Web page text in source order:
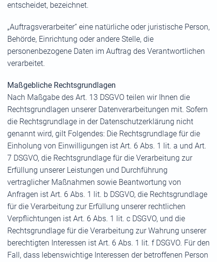
entscheidet, bezeichnet.
„Auftragsverarbeiter“ eine natürliche oder juristische Person,
Behörde, Einrichtung oder andere Stelle, die
personenbezogene Daten im Auftrag des Verantwortlichen
verarbeitet.
Maßgebliche Rechtsgrundlagen
Nach Maßgabe des Art. 13 DSGVO teilen wir Ihnen die
Rechtsgrundlagen unserer Datenverarbeitungen mit. Sofern
die Rechtsgrundlage in der Datenschutzerklärung nicht
genannt wird, gilt Folgendes: Die Rechtsgrundlage für die
Einholung von Einwilligungen ist Art. 6 Abs. 1 lit. a und Art.
7 DSGVO, die Rechtsgrundlage für die Verarbeitung zur
Erfüllung unserer Leistungen und Durchführung
vertraglicher Maßnahmen sowie Beantwortung von
Anfragen ist Art. 6 Abs. 1 lit. b DSGVO, die Rechtsgrundlage
für die Verarbeitung zur Erfüllung unserer rechtlichen
Verpflichtungen ist Art. 6 Abs. 1 lit. c DSGVO, und die
Rechtsgrundlage für die Verarbeitung zur Wahrung unserer
berechtigten Interessen ist Art. 6 Abs. 1 lit. f DSGVO. Für den
Fall, dass lebenswichtige Interessen der betroffenen Person